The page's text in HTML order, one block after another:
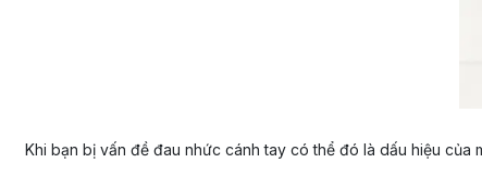
Khi bạn bị vấn đề đau nhức cánh tay có thể đó là dấu hiệu của